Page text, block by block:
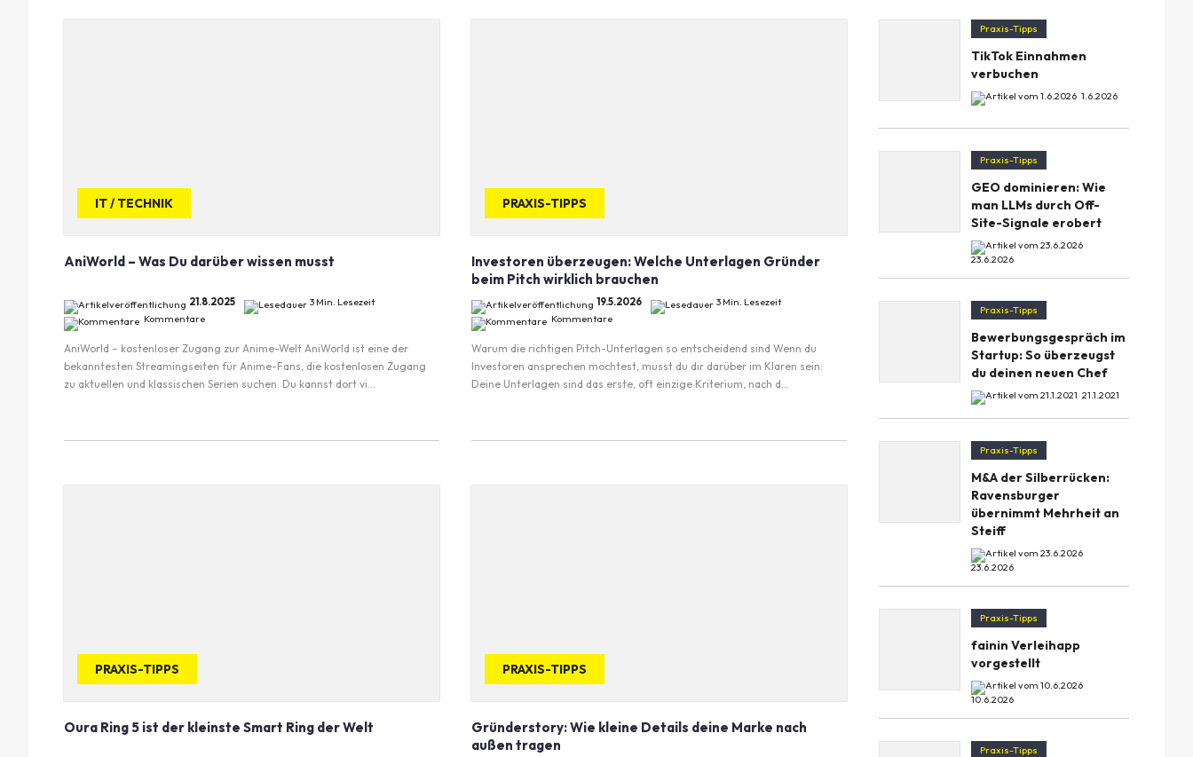
IT / TECHNIK
AniWorld – Was Du darüber wissen musst
21.8.2025
3 Min. Lesezeit
Kommentare
AniWorld – kostenloser Zugang zur Anime-Welt AniWorld ist eine der
bekanntesten Streamingseiten für Anime-Fans, die kostenlosen Zugang
zu aktuellen und klassischen Serien suchen. Du kannst dort vi...
PRAXIS-TIPPS
Investoren überzeugen: Welche Unterlagen Gründer
beim Pitch wirklich brauchen
19.5.2026
3 Min. Lesezeit
Kommentare
Warum die richtigen Pitch-Unterlagen so entscheidend sind Wenn du
Investoren ansprechen möchtest, musst du dir darüber im Klaren sein:
Deine Unterlagen sind das erste, oft einzige Kriterium, nach d...
PRAXIS-TIPPS
Oura Ring 5 ist der kleinste Smart Ring der Welt
PRAXIS-TIPPS
Gründerstory: Wie kleine Details deine Marke nach
außen tragen
Praxis-Tipps
TikTok Einnahmen
verbuchen
1.6.2026
Praxis-Tipps
GEO dominieren: Wie
man LLMs durch Off-
Site-Signale erobert
23.6.2026
Praxis-Tipps
Bewerbungsgespräch im
Startup: So überzeugst
du deinen neuen Chef
21.1.2021
Praxis-Tipps
M&A der Silberrücken:
Ravensburger
übernimmt Mehrheit an
Steiff
23.6.2026
Praxis-Tipps
fainin Verleihapp
vorgestellt
10.6.2026
Praxis-Tipps